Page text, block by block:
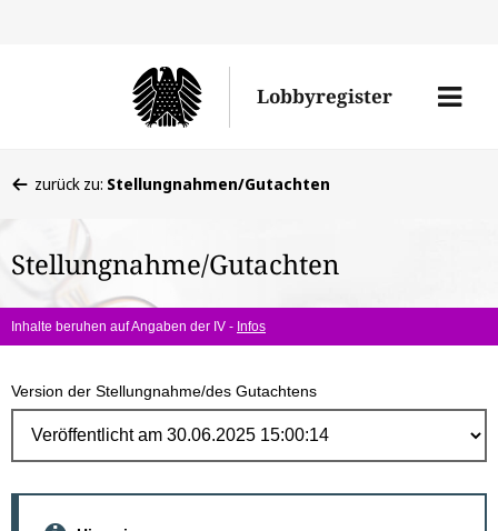
Lobbyregister
Menü
befinden
hier:
zurück zu: Stellungnahmen/Gutachten
Stellungnahme/Gutachten
Inhalte beruhen auf Angaben der IV - Infos
Version der Stellungnahme/des Gutachtens